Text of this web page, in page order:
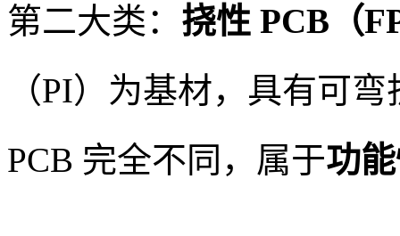
第二大类： 挠性 PCB（
（PI）为基材，具有可
PCB 完全不同，属于功